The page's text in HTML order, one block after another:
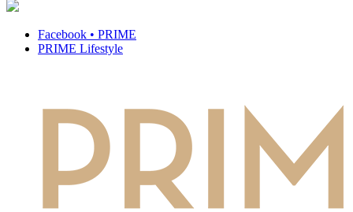
Facebook • PRIME
PRIME Lifestyle